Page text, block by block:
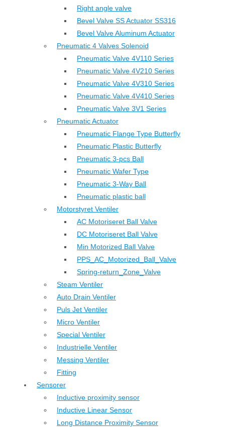
Right angle valve
Bevel Valve SS Actuator SS316
Bevel Valve Aluminum Actuator
Pneumatic 4 Valves Solenoid
Pneumatic Valve 4V110 Series
Pneumatic Valve 4V210 Series
Pneumatic Valve 4V310 Series
Pneumatic Valve 4V410 Series
Pneumatic Valve 3V1 Series
Pneumatic Actuator
Pneumatic Flange Type Butterfly
Pneumatic Plastic Butterfly
Pneumatic 3-pcs Ball
Pneumatic Wafer Type
Pneumatic 3-Way Ball
Pneumatic plastic ball
Motorstyret Ventiler
AC Motoriseret Ball Valve
DC Motoriseret Ball Valve
Min Motorized Ball Valve
PPS_AC_Motorized_Ball_Valve
Spring-return_Zone_Valve
Steam Ventiler
Auto Drain Ventiler
Puls Jet Ventiler
Micro Ventiler
Special Ventiler
Industrielle Ventiler
Messing Ventiler
Fitting
Sensorer
Inductive proximity sensor
Inductive Linear Sensor
Long Distance Proximity Sensor